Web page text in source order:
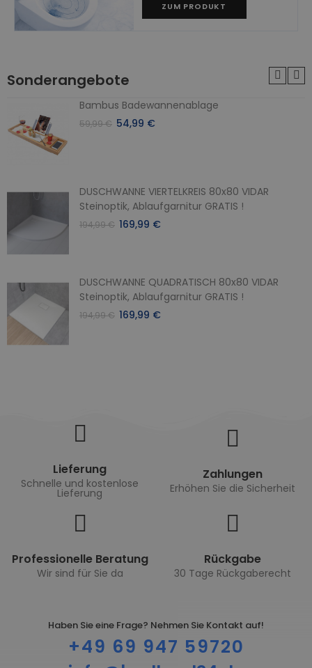
ZUM PRODUKT
Sonderangebote
Bambus Badewannenablage
59,99 € 54,99 €
DUSCHWANNE VIERTELKREIS 80x80 VIDAR
Steinoptik, Ablaufgarnitur GRATIS !
194,99 € 169,99 €
DUSCHWANNE QUADRATISCH 80x80 VIDAR
Steinoptik, Ablaufgarnitur GRATIS !
194,99 € 169,99 €
Lieferung
Schnelle und kostenlose
Lieferung
Zahlungen
Erhöhen Sie die Sicherheit
Professionelle Beratung
Wir sind für Sie da
Rückgabe
30 Tage Rückgaberecht
Haben Sie eine Frage? Nehmen Sie Kontakt auf!
+49 69 947 59720